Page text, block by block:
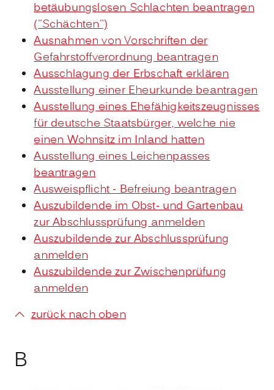
betäubungslosen Schlachten beantragen
("Schächten")
Ausnahmen von Vorschriften der
Gefahrstoffverordnung beantragen
Ausschlagung der Erbschaft erklären
Ausstellung einer Eheurkunde beantragen
Ausstellung eines Ehefähigkeitszeugnisses
für deutsche Staatsbürger, welche nie
einen Wohnsitz im Inland hatten
Ausstellung eines Leichenpasses
beantragen
Ausweispflicht - Befreiung beantragen
Auszubildende im Obst- und Gartenbau
zur Abschlussprüfung anmelden
Auszubildende zur Abschlussprüfung
anmelden
Auszubildende zur Zwischenprüfung
anmelden
zurück nach oben
B